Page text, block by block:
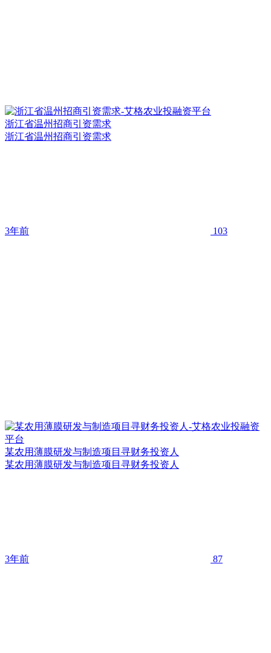
浙江省温州招商引资需求
浙江省温州招商引资需求
3年前 103
某农用薄膜研发与制造项目寻财务投资人
某农用薄膜研发与制造项目寻财务投资人
3年前 87